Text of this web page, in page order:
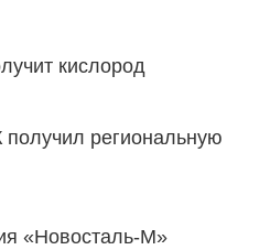
кислород
региональную
«Новосталь-М»